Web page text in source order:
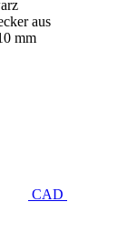
aus
mm
CAD